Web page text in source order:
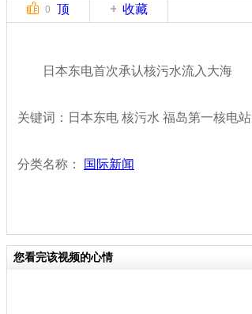
0 顶 收藏
日本东电首次承认核污水流入大海
关键词：日本东电 核污水 福岛第一核电站
分类名称： 国际新闻
您看完该视频的心情